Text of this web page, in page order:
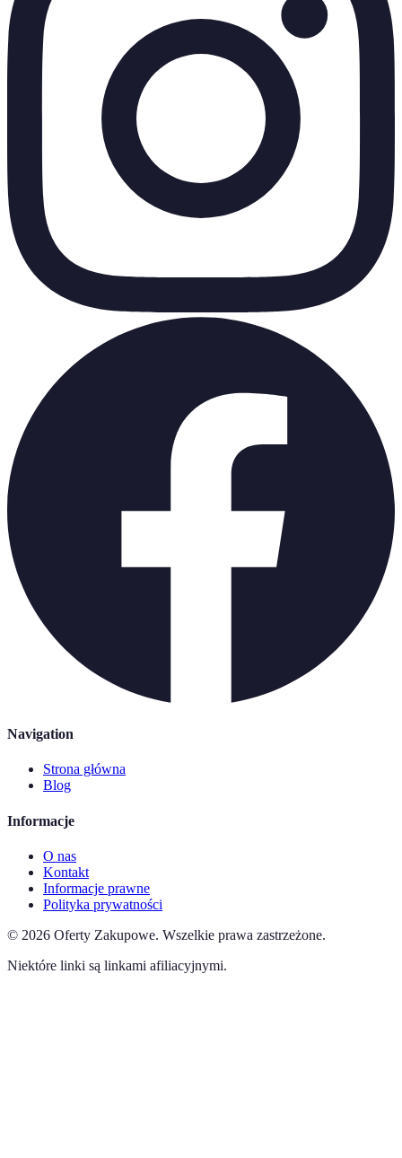
Navigation
Strona główna
Blog
Informacje
O nas
Kontakt
Informacje prawne
Polityka prywatności
© 2026 Oferty Zakupowe. Wszelkie prawa zastrzeżone.
Niektóre linki są linkami afiliacyjnymi.